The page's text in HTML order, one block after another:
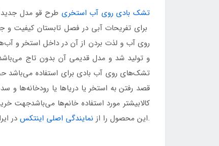
تشک بادی روی آب استخری
برای تفریحات آبی در فصل تابستان کیفیت و
و تولید شد و مدل قدیمی آن بدون تاج می‌باشد در سال
تشک‌های روی آب بادی برای استفاده می‌باشد
قصد رفتن به استخر یا دریاها یا رودخانه‌ها و
کالابیشتر مورد استفاده خانم‌ها می‌باشدجهت
.این محصول را از نمایندگی اصلی اینتکس در